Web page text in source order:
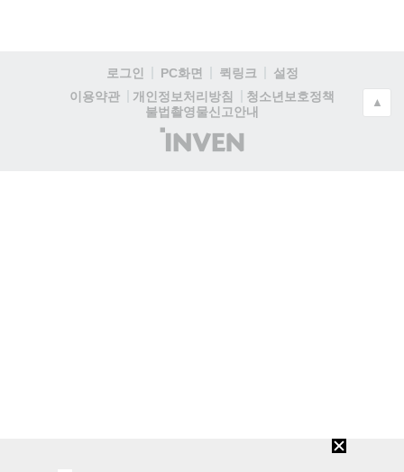
로그인 PC화면 퀵링크
설정
이용약관
개인정보처리방침
청소년보호정책
불법촬영물신고안내
(주)
인
▲